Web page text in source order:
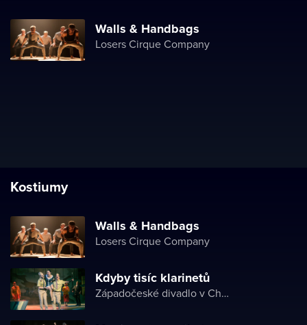
Walls & Handbags
Losers Cirque Company
Kostiumy
Walls & Handbags
Losers Cirque Company
Kdyby tisíc klarinetů
Západočeské divadlo v Chebu